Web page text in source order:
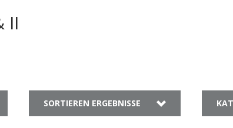
II
SORTIEREN ERGEBNISSE